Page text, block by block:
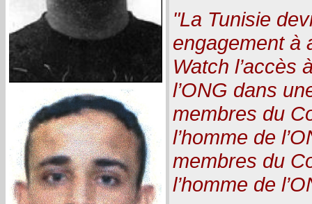
"La Tunisie
engagement à
Watch l’accès
l’ONG dans
membres du
l’homme de
membres du
l’homme de